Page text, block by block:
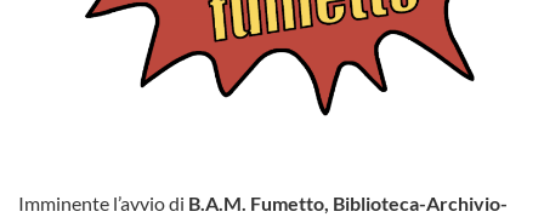
Imminente l’avvio di B.A.M. Fumetto, Biblioteca-Archivio-